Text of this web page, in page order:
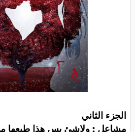
الجزء الثاني
مشاعل : ولاشئ بس هذا طبعها